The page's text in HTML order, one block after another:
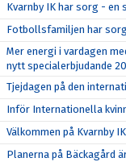
Kvarnby IK har sorg -
Fotbollsfamiljen har
Mer energi i vardagen
nytt specialerbjudande
Tjejdagen på den
Inför Internationella
Välkommen på Kvarnby
Planerna på Bäckagård